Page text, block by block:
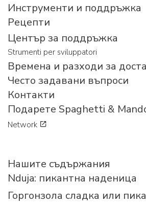
Инструменти и поддръжка
Рецепти
Център за поддръжка
Strumenti per sviluppatori
Времена и разходи за
Често задавани въпроси
Контакти
Подарете Spaghetti &
Network
Нашите съдържания
Nduja: пикантна наденица
Горгонзола сладка или